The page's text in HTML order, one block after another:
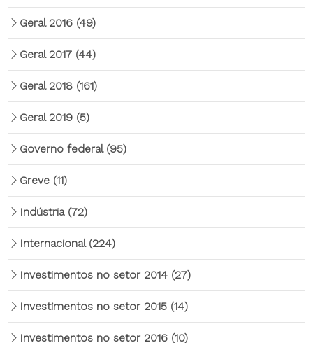
Geral 2016 (49)
Geral 2017 (44)
Geral 2018 (161)
Geral 2019 (5)
Governo federal (95)
Greve (11)
Indústria (72)
Internacional (224)
Investimentos no setor 2014 (27)
Investimentos no setor 2015 (14)
Investimentos no setor 2016 (10)